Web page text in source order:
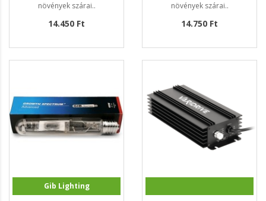
növények szárai..
14.450 Ft
növények szárai..
14.750 Ft
Gib Lighting